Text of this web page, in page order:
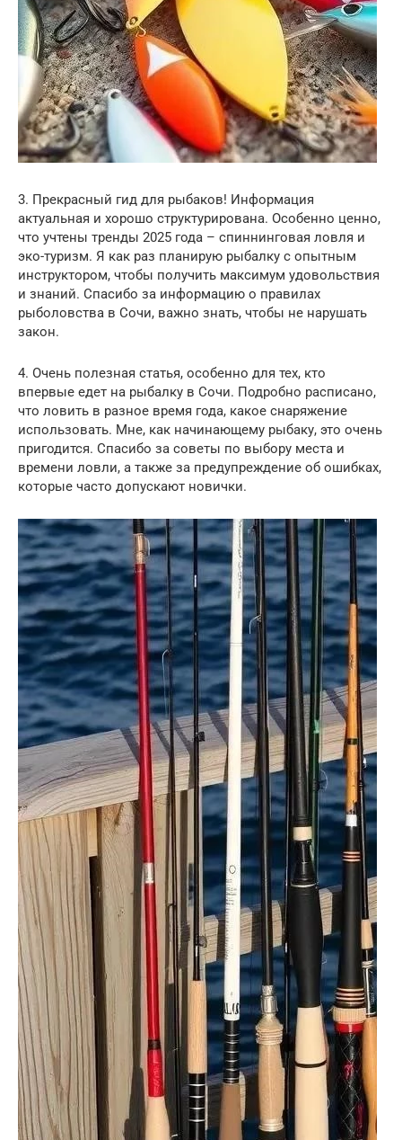
3. Прекрасный гид для рыбаков! Информация
актуальная и хорошо структурирована. Особенно ценно,
что учтены тренды 2025 года – спиннинговая ловля и
эко-туризм. Я как раз планирую рыбалку с опытным
инструктором, чтобы получить максимум удовольствия
и знаний. Спасибо за информацию о правилах
рыболовства в Сочи, важно знать, чтобы не нарушать
закон.
4. Очень полезная статья, особенно для тех, кто
впервые едет на рыбалку в Сочи. Подробно расписано,
что ловить в разное время года, какое снаряжение
использовать. Мне, как начинающему рыбаку, это очень
пригодится. Спасибо за советы по выбору места и
времени ловли, а также за предупреждение об ошибках,
которые часто допускают новички.